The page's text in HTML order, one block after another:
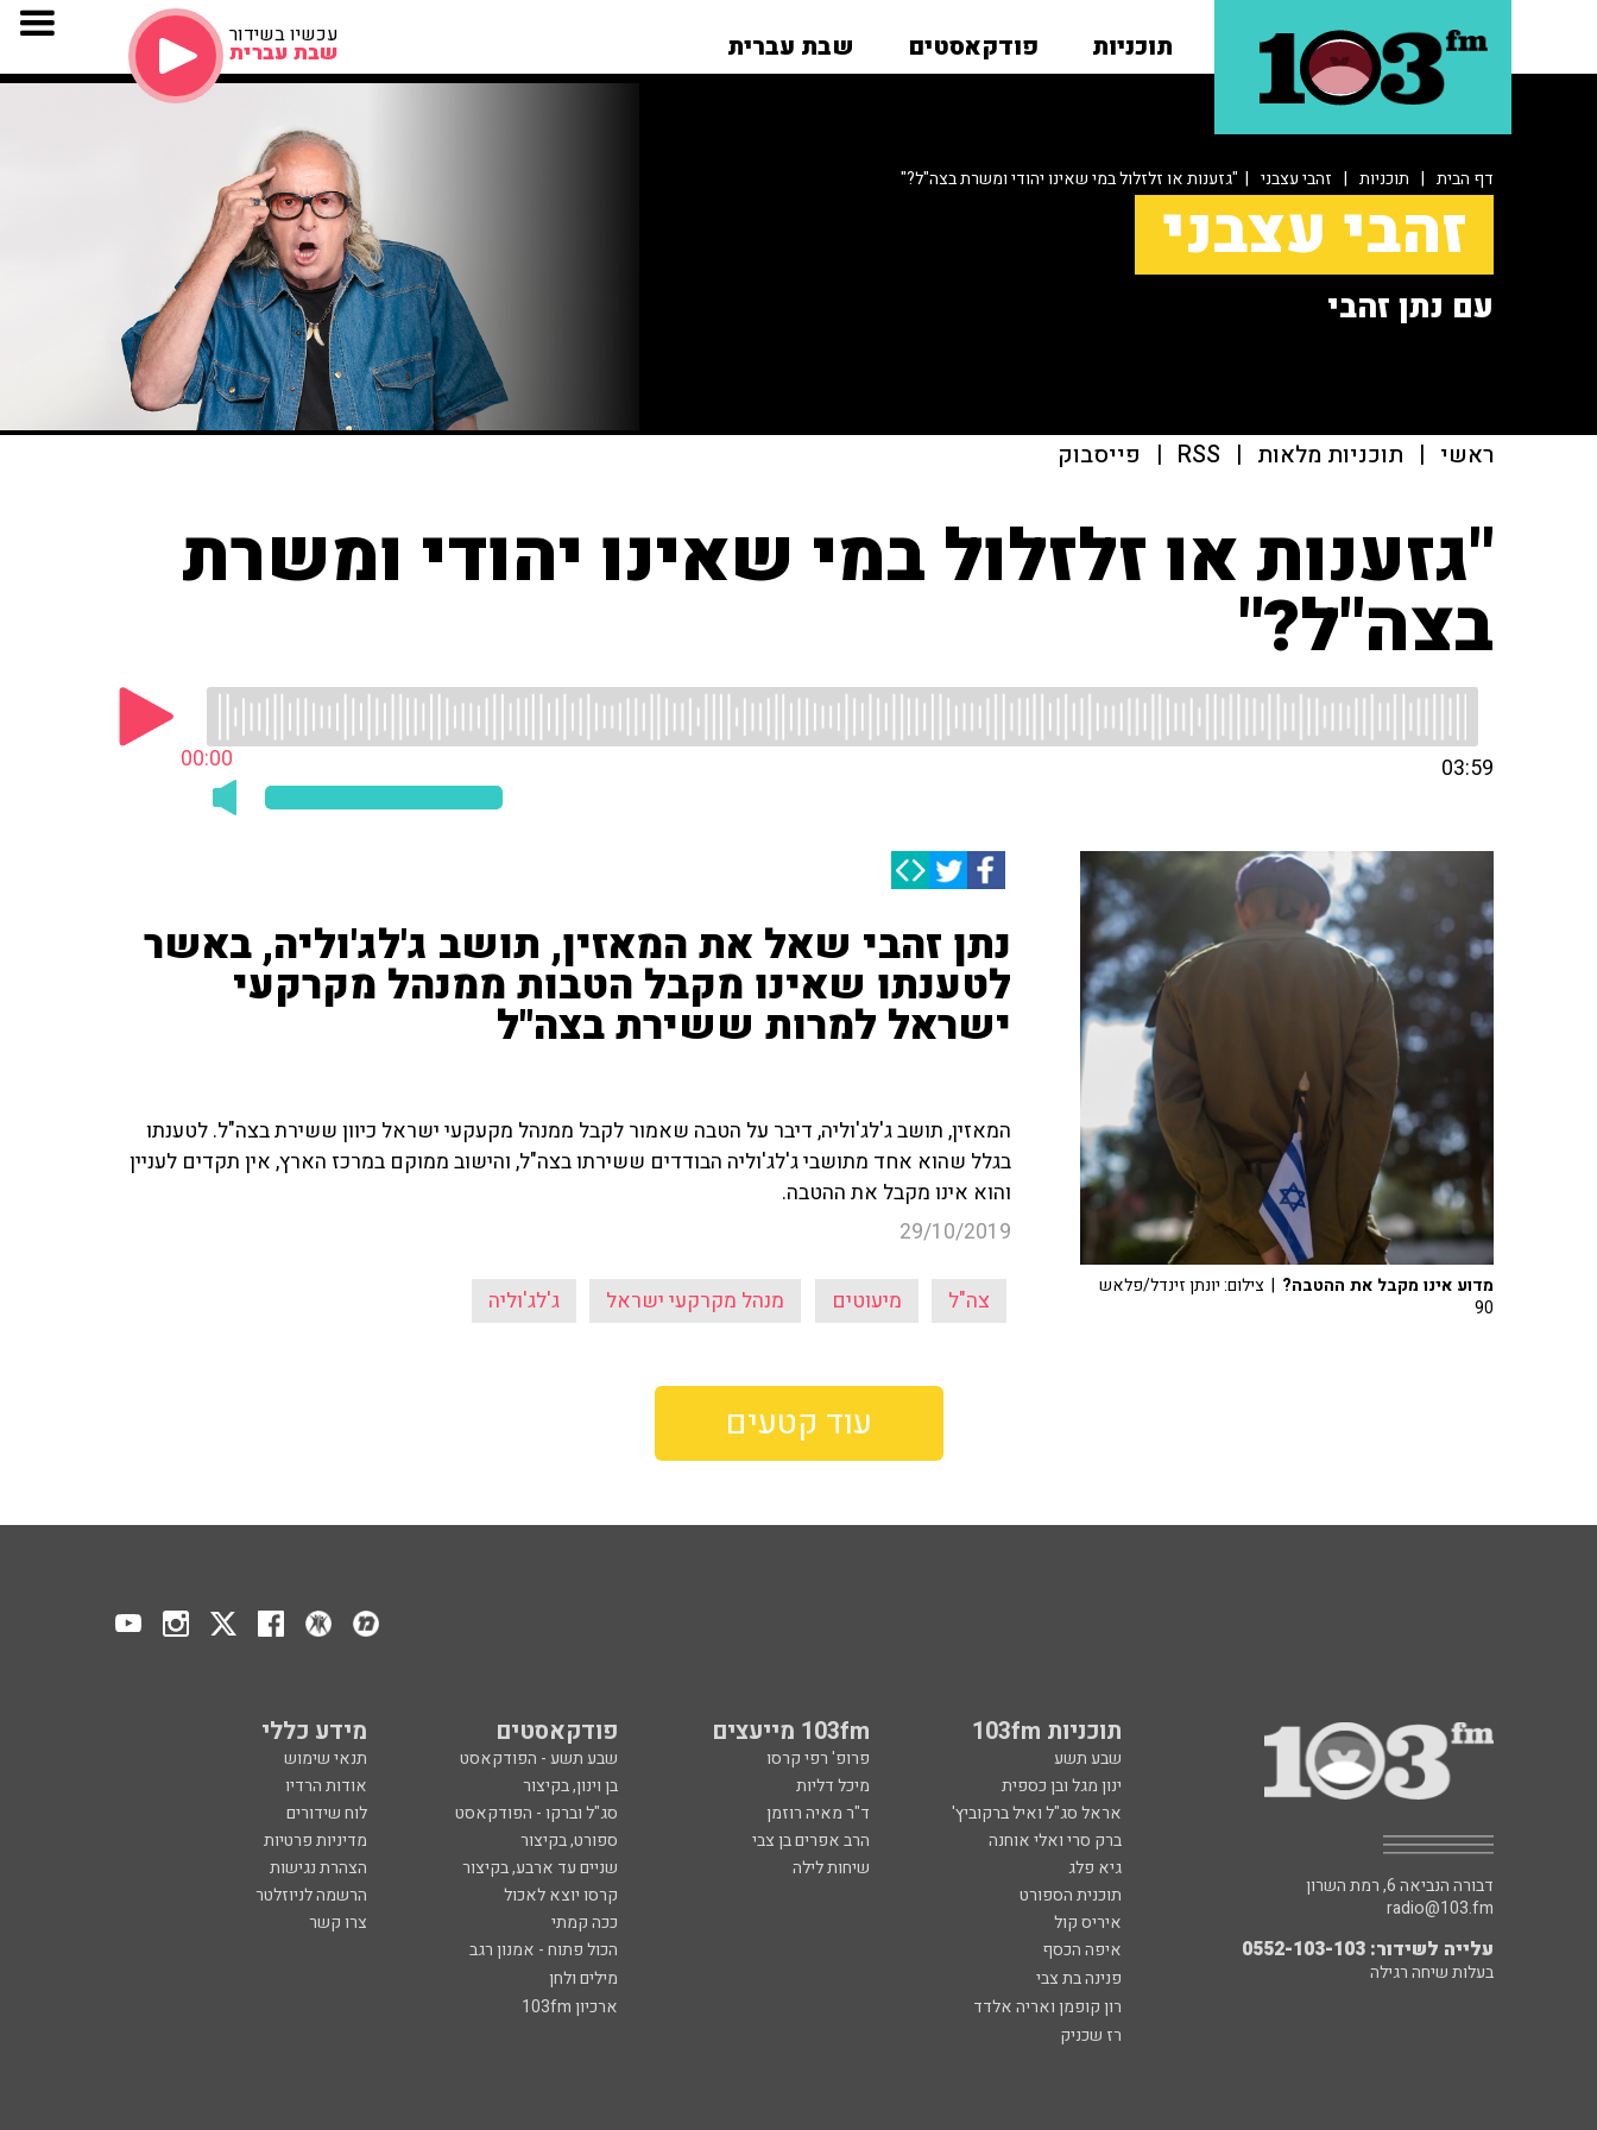
תוכניות פודקאסטים שבת עברית עכשיו בשידור
שבת עברית
דף הבית | תוכניות | זהבי עצבני | "גזענות או זלזלול במי שאינו יהודי ומשרת בצה"ל?"
זהבי עצבני
עם נתן זהבי
ראשי | תוכניות מלאות |
RSS
| פייסבוק
"גזענות או זלזלול במי שאינו יהודי ומשרת
בצה"ל?"
00:00 03:59
נתן זהבי שאל את המאזין, תושב ג'לג'וליה, באשר
לטענתו שאינו מקבל הטבות ממנהל מקרקעי
ישראל למרות ששירת בצה"ל
המאזין, תושב ג'לג'וליה, דיבר על הטבה שאמור לקבל ממנהל מקעקעי ישראל כיוון ששירת בצה"ל. לטענתו
בגלל שהוא אחד מתושבי ג'לג'וליה הבודדים ששירתו בצה"ל, והישוב ממוקם במרכז הארץ, אין תקדים לעניין
והוא אינו מקבל את ההטבה.
29/10/2019
צה"ל מיעוטים מנהל מקרקעי ישראל ג'לג'וליה
מדוע אינו מקבל את ההטבה? | צילום: יונתן זינדל/פלאש
90
עוד קטעים
תוכניות 103fm 103fm מייעצים פודקאסטים מידע כללי
שבע תשע פרופ' רפי קרסו שבע תשע - הפודקאסט
תנאי שימוש
ינון מגל ובן כספית
מיכל דליות בן וינון, בקיצור
אודות הרדיו
אראל סג"ל ואיל ברקוביץ'
ד"ר מאיה רוזמן סג"ל וברקו - הפודקאסט
לוח שידורים
ברק סרי ואלי אוחנה
הרב אפרים בן צבי ספורט, בקיצור
מדיניות פרטיות
גיא פלג
שיחות לילה שניים עד ארבע, בקיצור
הצהרת נגישות
תוכנית הספורט
קרסו יוצא לאכול
הרשמה לניוזלטר
איריס קול
ככה קמתי
צרו קשר
איפה הכסף
הכול פתוח - אמנון רגב
פנינה בת צבי
מילים ולחן
רון קופמן ואריה אלדד
ארכיון 103fm
רז שכניק
דבורה הנביאה 6, רמת השרון
radio@103.fm
עלייה לשידור: 0552-103-103
בעלות שיחה רגילה